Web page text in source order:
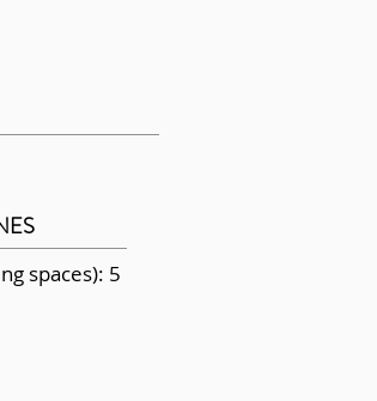
spaces): 5